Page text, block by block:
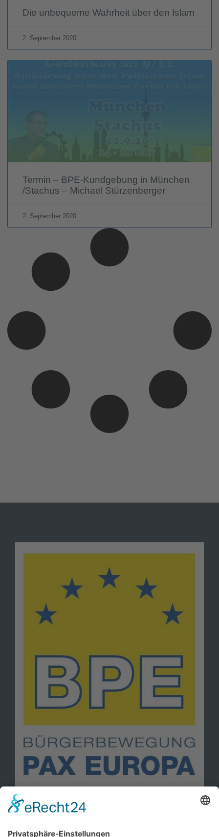
Die unbequeme Wahrheit über den Islam
2. September 2020
Termin – BPE-Kundgebung in München
/Stachus – Michael Stürzenberger
2. September 2020